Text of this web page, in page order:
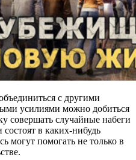
с другими
усилиями можно добиться
совершать случайные набеги
в каких-нибудь
могут помогать не только в